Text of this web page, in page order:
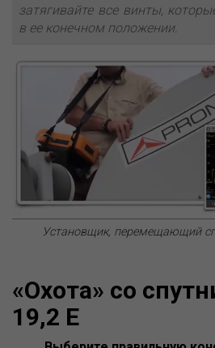
затягивайте все винты,
в ее конечном положении.
Установщик, перемещающий
«Охота» со
19,2 E